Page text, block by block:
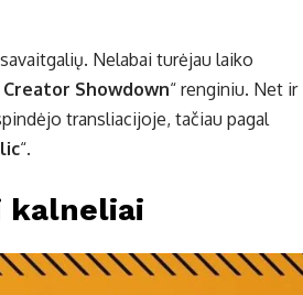
Nelabai turėjau laiko
Creator Showdown“ renginiu. Net ir
transliacijoje, tačiau pagal
“.
kalneliai